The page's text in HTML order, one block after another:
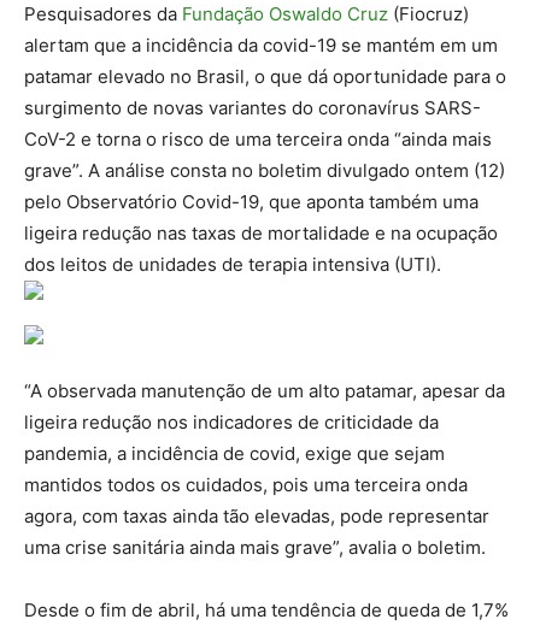
Pesquisadores da Fundação Oswaldo Cruz (Fiocruz)
alertam que a incidência da covid-19 se mantém em um
patamar elevado no Brasil, o que dá oportunidade para o
surgimento de novas variantes do coronavírus SARS-
CoV-2 e torna o risco de uma terceira onda “ainda mais
grave”. A análise consta no boletim divulgado ontem (12)
pelo Observatório Covid-19, que aponta também uma
ligeira redução nas taxas de mortalidade e na ocupação
dos leitos de unidades de terapia intensiva (UTI).
“A observada manutenção de um alto patamar, apesar da
ligeira redução nos indicadores de criticidade da
pandemia, a incidência de covid, exige que sejam
mantidos todos os cuidados, pois uma terceira onda
agora, com taxas ainda tão elevadas, pode representar
uma crise sanitária ainda mais grave”, avalia o boletim.
Desde o fim de abril, há uma tendência de queda de 1,7%